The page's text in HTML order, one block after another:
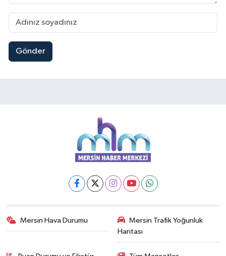
Gönder
Mersin Hava Durumu
Mersin Trafik Yoğunluk
Haritası